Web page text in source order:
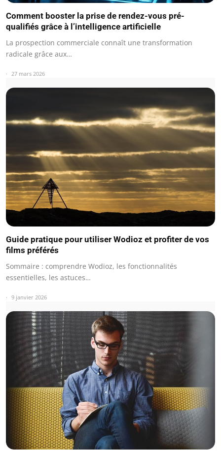
Comment booster la prise de rendez-vous pré-
qualifiés grâce à l’intelligence artificielle
La prospection commerciale connaît une transformation
radicale grâce aux…
27 mars 2026
Guide pratique pour utiliser Wodioz et profiter de vos
films préférés
Sommaire : comprendre Wodioz, les fonctionnalités
essentielles, les astuces…
9 janvier 2026